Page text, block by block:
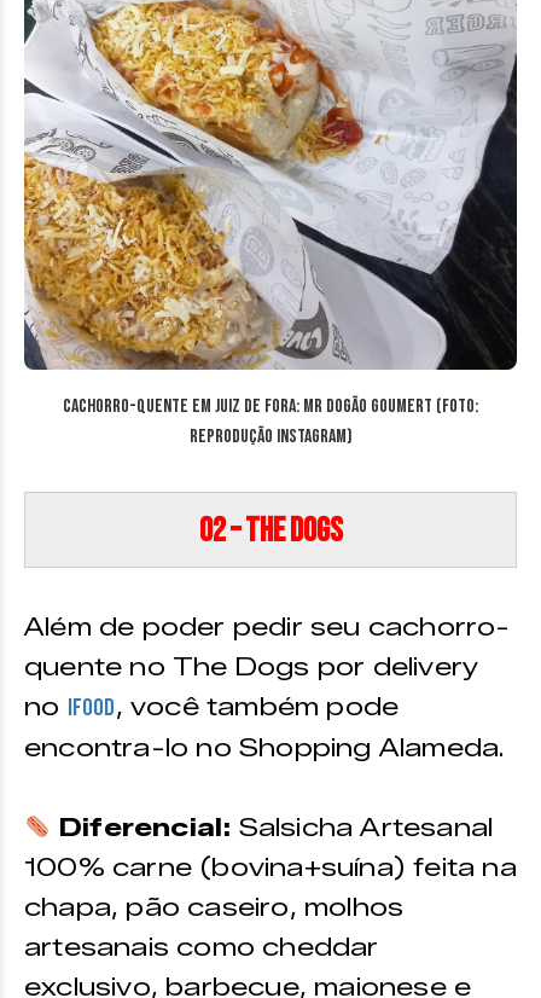
Cachorro-quente em Juiz de Fora: Mr Dogão Goumert (Foto:
Reprodução Instagram)
02 – The Dogs
Além de poder pedir seu cachorro-
quente no The Dogs por delivery
no iFood, você também pode
encontra-lo no Shopping Alameda.
Diferencial: Salsicha Artesanal
100% carne (bovina+suína) feita na
chapa, pão caseiro, molhos
artesanais como cheddar
exclusivo, barbecue, maionese e